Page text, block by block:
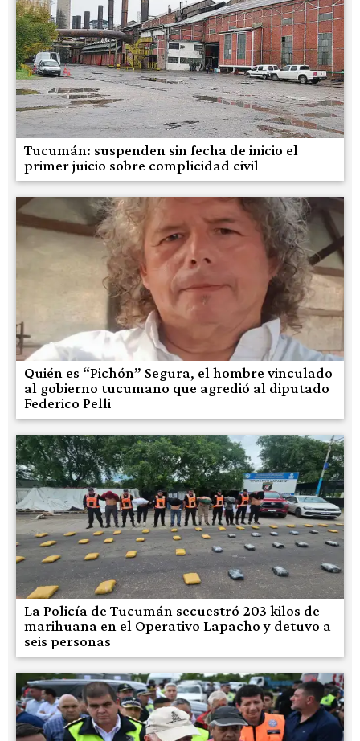
Tucumán: suspenden sin fecha de inicio el
primer juicio sobre complicidad civil
Quién es “Pichón” Segura, el hombre vinculado
al gobierno tucumano que agredió al diputado
Federico Pelli
La Policía de Tucumán secuestró 203 kilos de
marihuana en el Operativo Lapacho y detuvo a
seis personas